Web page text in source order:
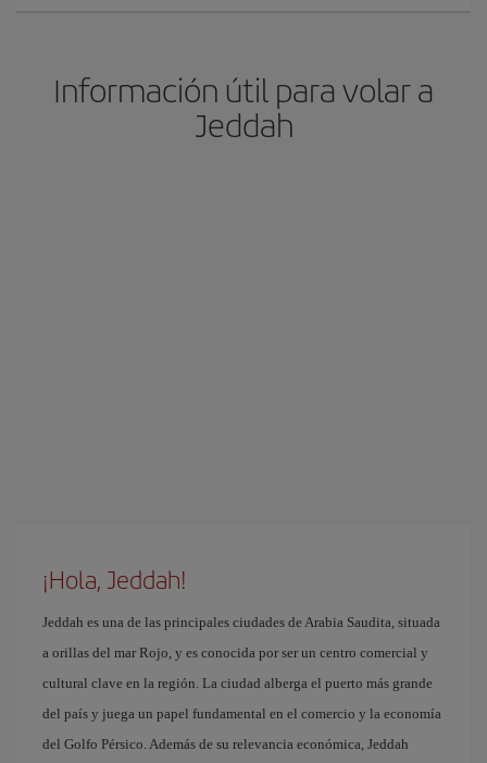
Información útil para volar a
Jeddah
¡Hola, Jeddah!
Jeddah es una de las principales ciudades de Arabia Saudita, situada
a orillas del mar Rojo, y es conocida por ser un centro comercial y
cultural clave en la región. La ciudad alberga el puerto más grande
del país y juega un papel fundamental en el comercio y la economía
del Golfo Pérsico. Además de su relevancia económica, Jeddah